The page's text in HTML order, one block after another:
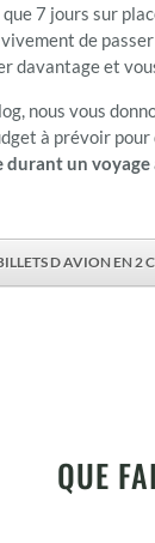
que 7 jours sur
vivement de
davantage et
nous vous
à prévoir pour
un voyage
D AVION EN 2
QUE